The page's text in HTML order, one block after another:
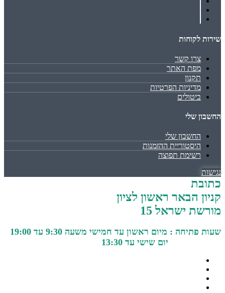
שירות לקוחות
צרו קשר
מפת האתר
תקנון
מדיניות הפרטיות
ביטולים
החשבון שלי
החשבון שלי
היסטוריית ההזמנות
רשימת תפוצה
נגישות
כתובת
קניון הבאר ראשון לציון
מורשת ישראל 15
שעות פתיחה : מיום ראשון עד חמישי משעה 9:30 עד 19:00
יום שישי עד 13:30